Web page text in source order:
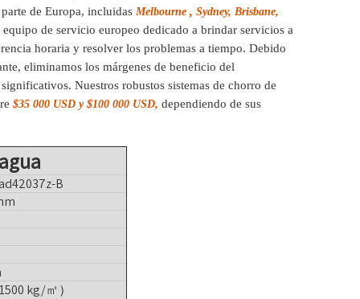
de Europa, incluidas Melbourne , Sydney, Brisbane,
de servicio europeo dedicado a brindar servicios a
horaria y resolver los problemas a tiempo. Debido
eliminamos los márgenes de beneficio del
Nuestros robustos sistemas de chorro de
$35 000 USD y $100 000 USD, dependiendo de sus
B
kg/㎡）